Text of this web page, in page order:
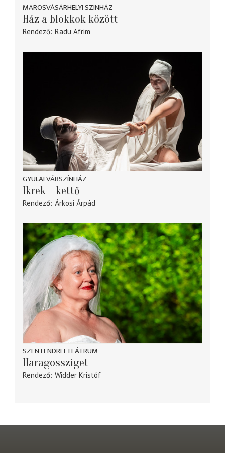
MAROSVÁSÁRHELYI SZINHÁZ
Ház a blokkok között
Rendező Radu Afrim
GYULAI VÁRSZÍNHÁZ
Ikrek – kettő
Rendező Árkosi Árpád
SZENTENDREI TEÁTRUM
Haragossziget
Rendező Widder Kristóf